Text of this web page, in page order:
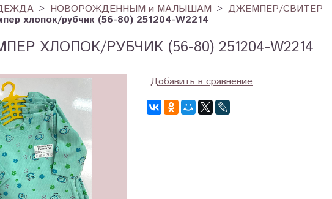
НОВОРОЖДЕННЫМ и МАЛЫШАМ ДЖЕМПЕР/СВИТЕР
хлопок/рубчик (56-80) 251204-W2214
ХЛОПОК/РУБЧИК (56-80) 251204-W2214
Добавить в сравнение